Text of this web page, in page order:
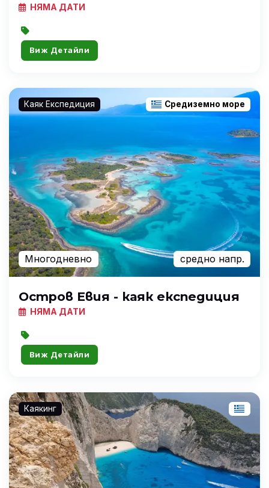
НЯМА ДАТИ
Виж Детайли
Каяк Експедиция Средиземно море
Многодневно средно напр.
Остров Евия - каяк експедиция
НЯМА ДАТИ
Виж Детайли
Каякинг